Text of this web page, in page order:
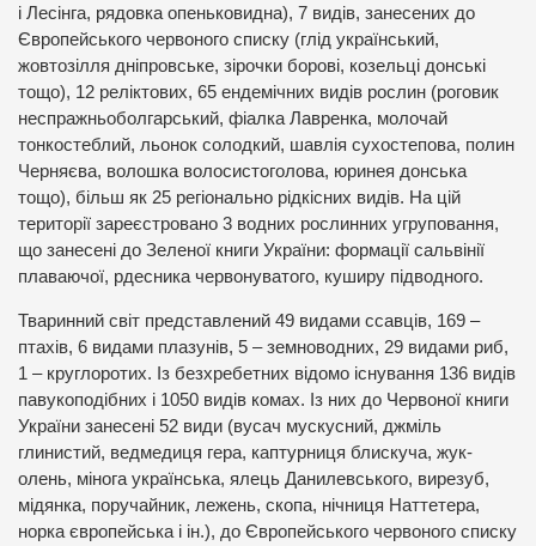
і Лесінга, рядовка опеньковидна), 7 видів, занесених до
Європейського червоного списку (глід український,
жовтозілля дніпровське, зірочки борові, козельці донські
тощо), 12 реліктових, 65 ендемічних видів рослин (роговик
неспражньоболгарський, фіалка Лавренка, молочай
тонкостеблий, льонок солодкий, шавлія сухостепова, полин
Черняєва, волошка волосистоголова, юринея донська
тощо), більш як 25 регіонально рідкісних видів. На цій
території зареєстровано 3 водних рослинних угруповання,
що занесені до Зеленої книги України: формації сальвінії
плаваючої, рдесника червонуватого, куширу підводного.
Тваринний світ представлений 49 видами ссавців, 169 –
птахів, 6 видами плазунів, 5 – земноводних, 29 видами риб,
1 – круглоротих. Із безхребетних відомо існування 136 видів
павукоподібних і 1050 видів комах. Із них до Червоної книги
України занесені 52 види (вусач мускусний, джміль
глинистий, ведмедиця гера, каптурниця блискуча, жук-
олень, мінога українська, ялець Данилевського, вирезуб,
мідянка, поручайник, лежень, скопа, нічниця Наттетера,
норка європейська і ін.), до Європейського червоного списку